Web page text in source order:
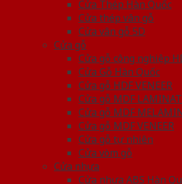
Cửa Thép Hàn Quốc
Cửa thép vân gỗ
Cửa vân gỗ 5D
Cửa gỗ
Cửa gỗ công nghiệp
Cửa Gỗ Hàn Quốc
Cửa gỗ HDF VENEER
Cửa gỗ MDF
Cửa gỗ MDF
Cửa gỗ MDF VENEER
Cửa gỗ tự nhiên
Cửa vòm gỗ
Cửa nhựa
Cửa nhựa ABS Hàn